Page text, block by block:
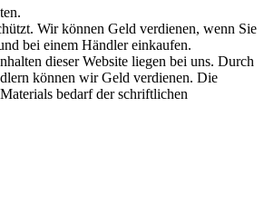
Wir können Geld verdienen, wenn Sie
bei einem Händler einkaufen.
dieser Website liegen bei uns. Durch
können wir Geld verdienen. Die
bedarf der schriftlichen